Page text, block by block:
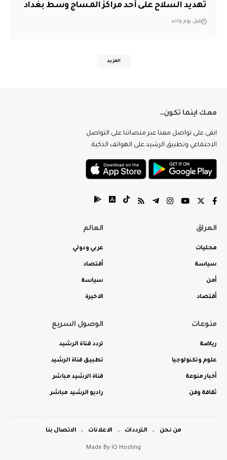
تهديد السلاح على أحد مراكز المساج وسط بغداد
قبل يوم واحد
المزيد
معك اينما تكون..
ابقى على تواصل معنا عبر منصاتنا على التواصل
الاجتماعي وتطبيق الرشيد على الهواتف الذكية.
العراق
محليات
سياسة
أمن
أقتصاد
العالم
عربي ودولي
أقتصاد
سياسة
الاخيرة
منوعات
رياضة
علوم وتكنولوجيا
أخبار منوعة
ثقافة وفن
الوصول السريع
تردد قناة الرشيد
تطبيق قناة الرشيد
قناة الرشيد مباشر
راديو الرشيد مباشر
Made By IQ Hosting
من نحن الترددات الاعلانات الاتصال بنا